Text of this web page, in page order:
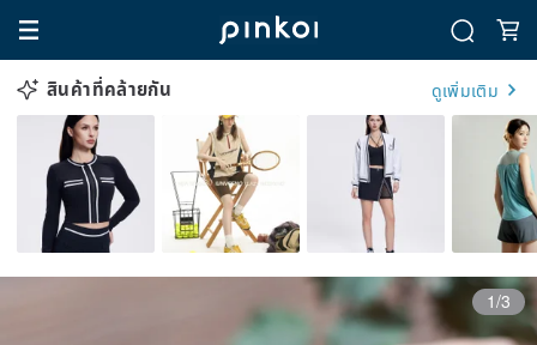
สินค้าที่คล้ายกัน ดูเพิ่มเติม
1/3